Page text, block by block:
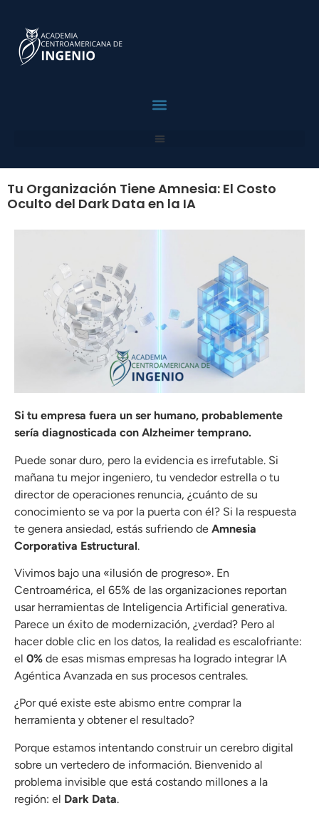
Tu Organización Tiene Amnesia: El Costo
Oculto del Dark Data en la IA
Si tu empresa fuera un ser humano, probablemente
sería diagnosticada con Alzheimer temprano.
Puede sonar duro, pero la evidencia es irrefutable. Si
mañana tu mejor ingeniero, tu vendedor estrella o tu
director de operaciones renuncia, ¿cuánto de su
conocimiento se va por la puerta con él? Si la respuesta
te genera ansiedad, estás sufriendo de Amnesia
Corporativa Estructural.
Vivimos bajo una «ilusión de progreso». En
Centroamérica, el 65% de las organizaciones reportan
usar herramientas de Inteligencia Artificial generativa.
Parece un éxito de modernización, ¿verdad? Pero al
hacer doble clic en los datos, la realidad es escalofriante:
el 0% de esas mismas empresas ha logrado integrar IA
Agéntica Avanzada en sus procesos centrales.
¿Por qué existe este abismo entre comprar la
herramienta y obtener el resultado?
Porque estamos intentando construir un cerebro digital
sobre un vertedero de información. Bienvenido al
problema invisible que está costando millones a la
región: el Dark Data.